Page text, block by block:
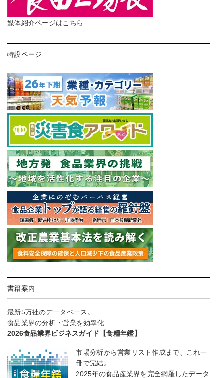
媒体紹介ページはこちら
特設ページ
書籍案内
最新5万社のデータベース。
食品業界の分析・営業を効率化
2026食品業界ビジネスガイド【食糧年鑑】
市場分析から営業リスト作成まで、これ一
冊で完結。
2025年の食品産業界を完全網羅したデータ